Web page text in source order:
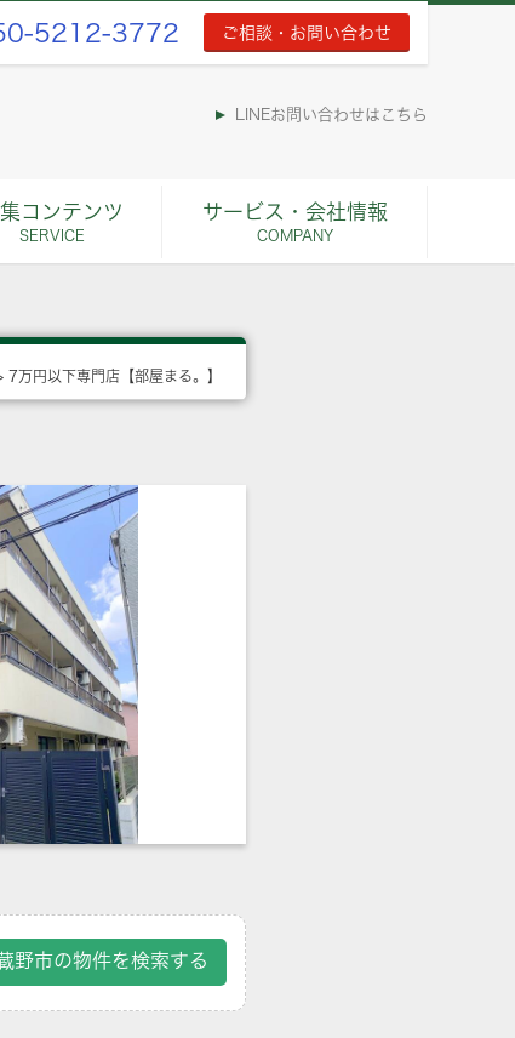
5212-3772 ご相談・お問い合わせ
LINEお問い合わせはこちら
コンテンツ
SERVICE
サービス・会社情報
COMPANY
7万円以下専門店【部屋まる。】
野市の物件を検索する